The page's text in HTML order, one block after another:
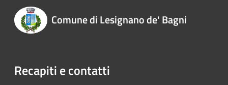
Comune di Lesignano de' Bagni
Recapiti e contatti